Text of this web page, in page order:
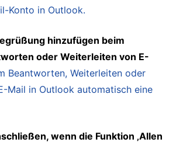
Konto in Outlook.
hinzufügen beim
oder Weiterleiten von E-
Beantworten, Weiterleiten oder
Mail in Outlook automatisch eine
wenn die Funktion ‚Allen